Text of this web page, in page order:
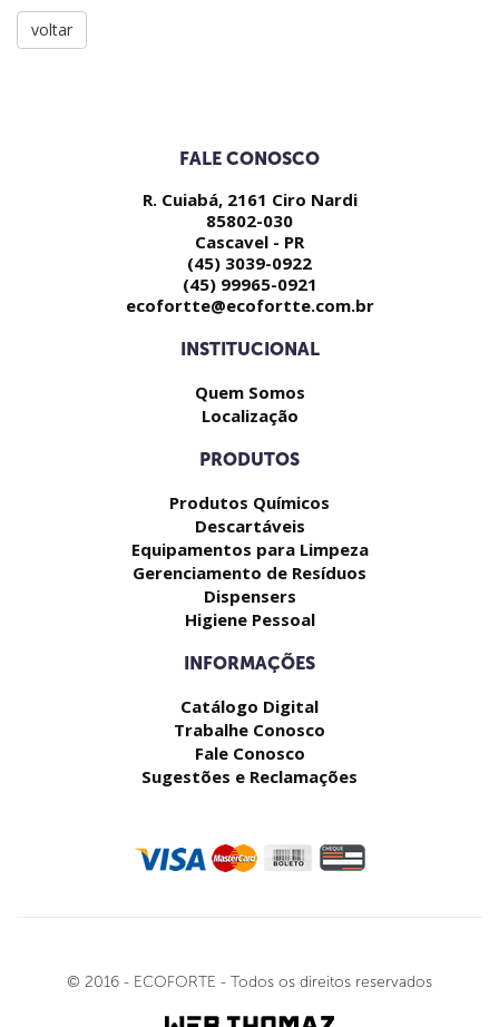
voltar
FALE CONOSCO
R. Cuiabá, 2161 Ciro Nardi
85802-030
Cascavel - PR
(45) 3039-0922
(45) 99965-0921
ecofortte@ecofortte.com.br
INSTITUCIONAL
Quem Somos
Localização
PRODUTOS
Produtos Químicos
Descartáveis
Equipamentos para Limpeza
Gerenciamento de Resíduos
Dispensers
Higiene Pessoal
INFORMAÇÕES
Catálogo Digital
Trabalhe Conosco
Fale Conosco
Sugestões e Reclamações
© 2016 - ECOFORTE - Todos os direitos reservados